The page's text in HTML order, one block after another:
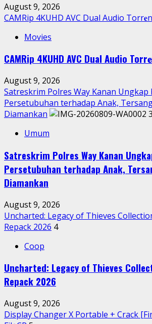
August 9, 2026
CAMRip 4KUHD AVC Dual Audio
Movies
CAMRip 4KUHD AVC Dual Audio
August 9, 2026
Satreskrim Polres Way Kanan Ungkap
Persetubuhan terhadap Anak,
Diamankan
3
Umum
Satreskrim Polres Way Kanan
Persetubuhan terhadap Anak,
Diamankan
August 9, 2026
Uncharted: Legacy of Thieves
Repack 2026 4
Coop
Uncharted: Legacy of Thieves
Repack 2026
August 9, 2026
Display Changer X Portable + Crack